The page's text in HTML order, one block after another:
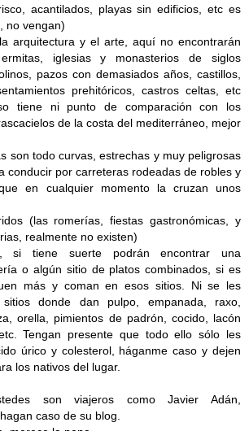
acantilados, playas sin edificios, etc es
no vengan)
arquitectura y el arte, aquí no encontrarán
iglesias y monasterios de siglos
pazos con demasiados años, castillos,
prehitóricos, castros celtas, etc
tiene ni punto de comparación con los
de la costa del mediterráneo, mejor
son todo curvas, estrechas y muy peligrosas
conducir por carreteras rodeadas de robles y
en cualquier momento la cruzan unos
(las romerías, fiestas gastronómicas, y
realmente no existen)
si tiene suerte podrán encontrar una
o algún sitio de platos combinados, si es
más y coman en esos sitios. Ni se les
donde dan pulpo, empanada, raxo,
orella, pimientos de padrón, cocido, lacón
Tengan presente que todo ello sólo les
úrico y colesterol, háganme caso y dejen
los nativos del lugar.
son viajeros como Javier Adán,
caso de su blog.